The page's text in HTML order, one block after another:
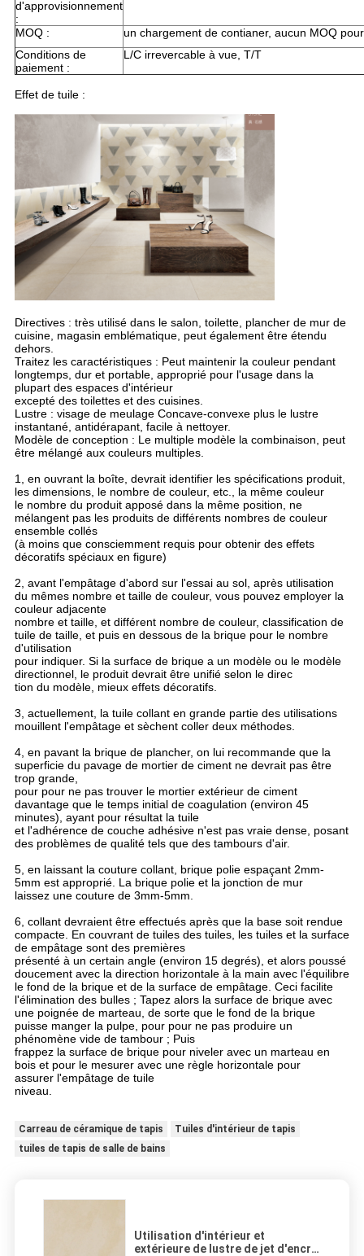
d'approvisionnement
:
MOQ :
un chargement de contianer, aucun MOQ
Conditions de
paiement :
L/C irrevercable à vue, T/T
Effet de tuile :
Directives : très utilisé dans le salon, toilette, plancher de mur de
cuisine, magasin emblématique, peut également être étendu
dehors.
Traitez les caractéristiques : Peut maintenir la couleur pendant
longtemps, dur et portable, approprié pour l'usage dans la
plupart des espaces d'intérieur
excepté des toilettes et des cuisines.
Lustre : visage de meulage Concave-convexe plus le lustre
instantané, antidérapant, facile à nettoyer.
Modèle de conception : Le multiple modèle la combinaison, peut
être mélangé aux couleurs multiples.
1, en ouvrant la boîte, devrait identifier les spécifications produit,
les dimensions, le nombre de couleur, etc., la même couleur
le nombre du produit apposé dans la même position, ne
mélangent pas les produits de différents nombres de couleur
ensemble collés
(à moins que consciemment requis pour obtenir des effets
décoratifs spéciaux en figure)
2, avant l'empâtage d'abord sur l'essai au sol, après utilisation
du mêmes nombre et taille de couleur, vous pouvez employer la
couleur adjacente
nombre et taille, et différent nombre de couleur, classification de
tuile de taille, et puis en dessous de la brique pour le nombre
d'utilisation
pour indiquer. Si la surface de brique a un modèle ou le modèle
directionnel, le produit devrait être unifié selon le direc
tion du modèle, mieux effets décoratifs.
3, actuellement, la tuile collant en grande partie des utilisations
mouillent l'empâtage et sèchent coller deux méthodes.
4, en pavant la brique de plancher, on lui recommande que la
superficie du pavage de mortier de ciment ne devrait pas être
trop grande,
pour pour ne pas trouver le mortier extérieur de ciment
davantage que le temps initial de coagulation (environ 45
minutes), ayant pour résultat la tuile
et l'adhérence de couche adhésive n'est pas vraie dense, posant
des problèmes de qualité tels que des tambours d'air.
5, en laissant la couture collant, brique polie espaçant 2mm-
5mm est approprié. La brique polie et la jonction de mur
laissez une couture de 3mm-5mm.
6, collant devraient être effectués après que la base soit rendue
compacte. En couvrant de tuiles des tuiles, les tuiles et la surface
de empâtage sont des premières
présenté à un certain angle (environ 15 degrés), et alors poussé
doucement avec la direction horizontale à la main avec l'équilibre
le fond de la brique et de la surface de empâtage. Ceci facilite
l'élimination des bulles ; Tapez alors la surface de brique avec
une poignée de marteau, de sorte que le fond de la brique
puisse manger la pulpe, pour pour ne pas produire un
phénomène vide de tambour ; Puis
frappez la surface de brique pour niveler avec un marteau en
bois et pour le mesurer avec une règle horizontale pour
assurer l'empâtage de tuile
niveau.
Carreau de céramique de tapis
Tuiles d'intérieur de tapis
tuiles de tapis de salle de bains
Utilisation d'intérieur et
extérieure de lustre de jet d'encre